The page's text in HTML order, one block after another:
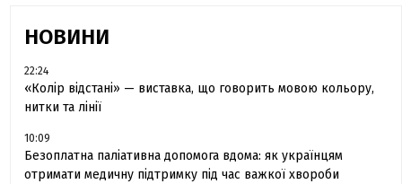
НОВИНИ
22:24
«Колір відстані» — виставка, що говорить мовою кольору,
нитки та лінії
10:09
Безоплатна паліативна допомога вдома: як українцям
отримати медичну підтримку під час важкої хвороби